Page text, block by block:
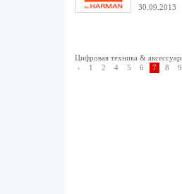
30.09.2013
Цифровая техника &
‹
1 2 4 5 6 7 8 9